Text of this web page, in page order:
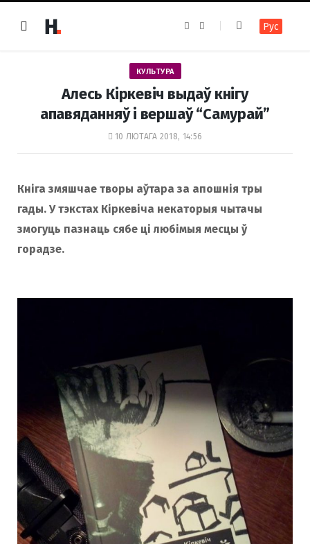
e
k
t
a
m
Рус
КУЛЬТУРА
Алесь Кіркевіч выдаў кнігу
апавяданняў і вершаў “Самурай”
10 ЛЮТАГА 2018, 14:56
Кніга змяшчае творы аўтара за апошнія тры
гады. У тэкстах Кіркевіча некаторыя чытачы
змогуць пазнаць сябе ці любімыя месцы ў
горадзе.